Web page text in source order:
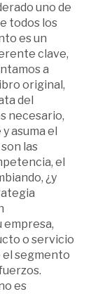
uno de
todos los
es un
clave,
a
original,
del
necesario,
asuma el
las
el
¿y
o servicio
segmento
es